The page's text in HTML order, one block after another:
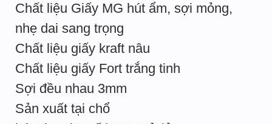
Chất liệu Giấy MG hút ẩm, sợi mỏng,
nhẹ dai sang trọng
Chất liệu giấy kraft nâu
Chất liệu giấy Fort trắng tinh
Sợi đều nhau 3mm
Sản xuất tại chổ